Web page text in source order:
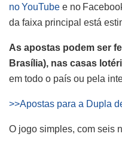
no YouTube e no
da faixa principal está
As apostas podem ser
Brasília), nas casas
em todo o país ou pela
>>Apostas para a Dupla
O jogo simples, com seis